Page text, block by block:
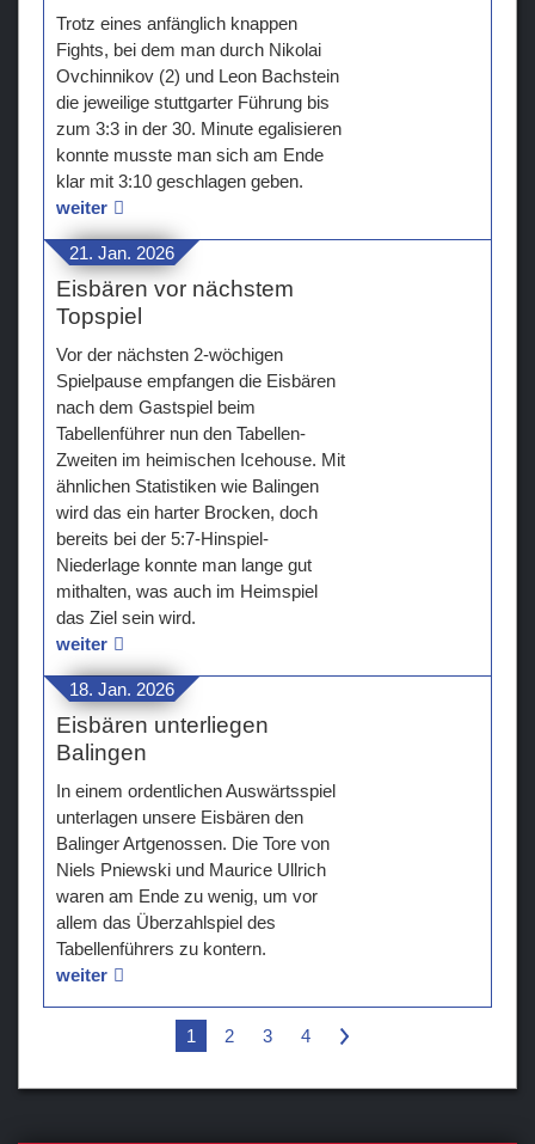
Trotz eines anfänglich knappen
Fights, bei dem man durch Nikolai
Ovchinnikov (2) und Leon Bachstein
die jeweilige stuttgarter Führung bis
zum 3:3 in der 30. Minute egalisieren
konnte musste man sich am Ende
klar mit 3:10 geschlagen geben.
weiter
21. Jan. 2026
Eisbären vor nächstem
Topspiel
Vor der nächsten 2-wöchigen
Spielpause empfangen die Eisbären
nach dem Gastspiel beim
Tabellenführer nun den Tabellen-
Zweiten im heimischen Icehouse. Mit
ähnlichen Statistiken wie Balingen
wird das ein harter Brocken, doch
bereits bei der 5:7-Hinspiel-
Niederlage konnte man lange gut
mithalten, was auch im Heimspiel
das Ziel sein wird.
weiter
18. Jan. 2026
Eisbären unterliegen
Balingen
In einem ordentlichen Auswärtsspiel
unterlagen unsere Eisbären den
Balinger Artgenossen. Die Tore von
Niels Pniewski und Maurice Ullrich
waren am Ende zu wenig, um vor
allem das Überzahlspiel des
Tabellenführers zu kontern.
weiter
1 2 3 4 >